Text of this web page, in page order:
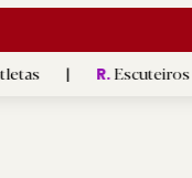
R.Escuteiros de Garfe